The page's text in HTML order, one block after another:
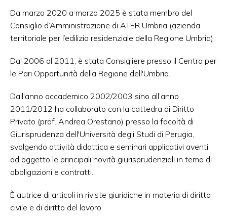
Da marzo 2020 a marzo 2025 è stata membro del
Consiglio d’Amministrazione di ATER Umbria (azienda
territoriale per l’edilizia residenziale della Regione Umbria).
Dal 2006 al 2011, è stata Consigliere presso il Centro per
le Pari Opportunità della Regione dell'Umbria.
Dall'anno accademico 2002/2003 sino all’anno
2011/2012 ha collaborato con la cattedra di Diritto
Privato (prof. Andrea Orestano) presso la facoltà di
Giurisprudenza dell'Università degli Studi di Perugia,
svolgendo attività didattica e seminari applicativi aventi
ad oggetto le principali novità giurisprudenziali in tema di
obbligazioni e contratti.
È autrice di articoli in riviste giuridiche in materia di diritto
civile e di diritto del lavoro.